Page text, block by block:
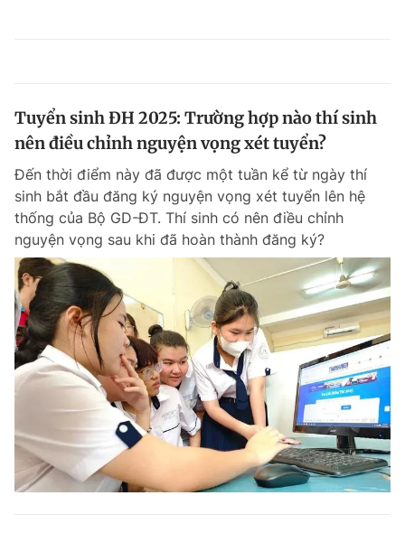
Tuyển sinh ĐH 2025: Trường hợp nào thí sinh
nên điều chỉnh nguyện vọng xét tuyển?
Đến thời điểm này đã được một tuần kể từ ngày thí
sinh bắt đầu đăng ký nguyện vọng xét tuyển lên hệ
thống của Bộ GD-ĐT. Thí sinh có nên điều chỉnh
nguyện vọng sau khi đã hoàn thành đăng ký?